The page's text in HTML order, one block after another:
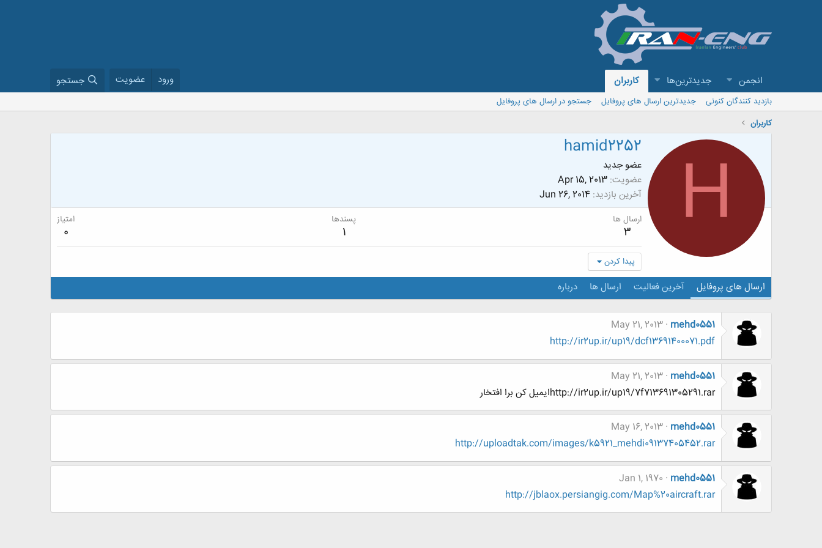
انجمن جدیدترین‌ها کاربران ورود عضویت جستجو
بازدید کنندگان کنونی جدیدترین ارسال های پروفایل
جستجو در ارسال های پروفایل
کاربران
H
hamid2252
عضو جدید
عضویت Apr 15, 2013
آخرین بازدید Jun 26, 2014
ارسال ها
3
پسندها
1
امتیاز
0
پیدا کردن
ارسال های پروفایل آخرین فعالیت ارسال ها درباره
mehd0551
May 21, 2013
http://ir2up.ir/up19/dcf13691400071.pdf
mehd0551
May 21, 2013
http://ir2up.ir/up19/7f713691305291.rarایمیل کن برا افتخار
mehd0551
May 16, 2013
http://uploadtak.com/images/k5921_mehdi09137405452.rar
mehd0551
Jan 1, 1970
http://jblaox.persiangig.com/Map%20aircraft.rar